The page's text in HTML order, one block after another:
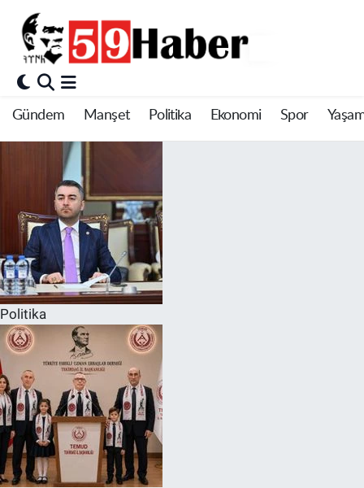
Gündem Manşet Politika Ekonomi Spor
Politika